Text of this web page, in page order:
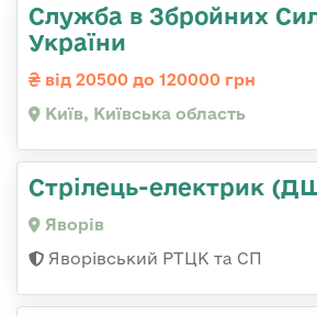
Служба в Збройних
України
від 20500 до 120000 грн
Київ, Київська область
Стрілець-електрик
Яворів
Яворівський РТЦК та СП